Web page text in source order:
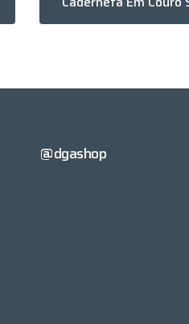
@dgashop